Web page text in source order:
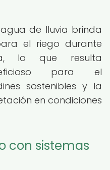
de lluvia brinda
el riego durante
lo que resulta
para el
sostenibles y la
en condiciones
con sistemas